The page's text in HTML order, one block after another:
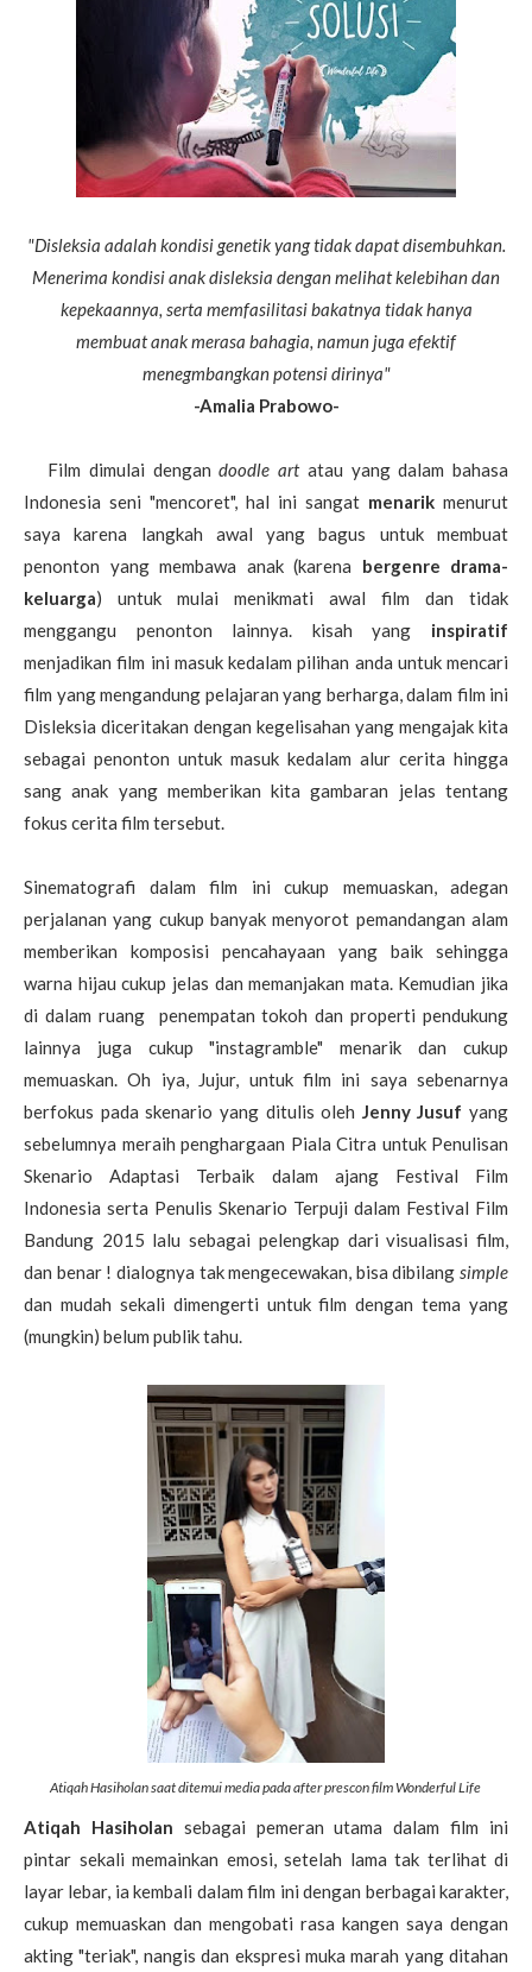
"Disleksia adalah kondisi genetik yang tidak dapat disembuhkan.
Menerima kondisi anak disleksia dengan melihat kelebihan dan
kepekaannya, serta memfasilitasi bakatnya tidak hanya
membuat anak merasa bahagia, namun juga efektif
menegmbangkan potensi dirinya"
-Amalia Prabowo-
Film dimulai dengandoodle artatau yang dalam bahasa
Indonesia seni "mencoret", hal ini sangat menarik menurut
saya karena langkah awal yang bagus untuk membuat
penonton yang membawa anak (karena bergenre drama-
keluarga) untuk mulai menikmati awal film dan tidak
menggangu penonton lainnya. kisah yang inspiratif
menjadikan film ini masuk kedalam pilihan anda untuk mencari
film yang mengandung pelajaran yang berharga, dalam film ini
Disleksia diceritakan dengan kegelisahan yang mengajak kita
sebagai penonton untuk masuk kedalam alur cerita hingga
sang anak yang memberikan kita gambaran jelas tentang
fokus cerita film tersebut.
Sinematografi dalam film ini cukup memuaskan, adegan
perjalanan yang cukup banyak menyorot pemandangan alam
memberikan komposisi pencahayaan yang baik sehingga
warna hijau cukup jelas dan memanjakan mata. Kemudian jika
di dalam ruang penempatan tokoh dan properti pendukung
lainnya juga cukup "instagramble" menarik dan cukup
memuaskan. Oh iya, Jujur, untuk film ini saya sebenarnya
berfokus pada skenario yang ditulis oleh Jenny Jusuf yang
sebelumnya meraih penghargaan Piala Citra untuk Penulisan
Skenario Adaptasi Terbaik dalam ajang Festival Film
Indonesia serta Penulis Skenario Terpuji dalam Festival Film
Bandung 2015 lalu sebagai pelengkap dari visualisasi film,
dan benar ! dialognya tak mengecewakan, bisa dibilang simple
dan mudah sekali dimengerti untuk film dengan tema yang
(mungkin) belum publik tahu.
Atiqah Hasiholan saat ditemui media pada after prescon film Wonderful Life
Atiqah Hasiholan sebagai pemeran utama dalam film ini
pintar sekali memainkan emosi, setelah lama tak terlihat di
layar lebar, ia kembali dalam film ini dengan berbagai karakter,
cukup memuaskan dan mengobati rasa kangen saya dengan
akting "teriak", nangis dan ekspresi muka marah yang ditahan